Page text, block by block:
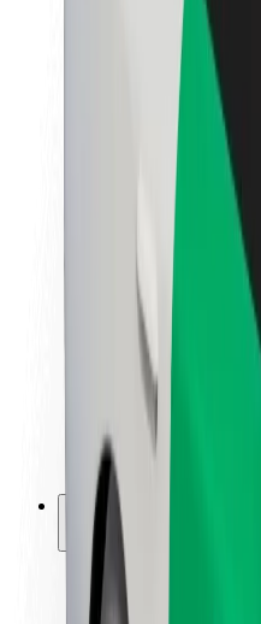
Fenntarthatóság a
Project Zero
Sajtószoba
Küldetés
Befektetői
Vezetőség
Média
Urban Fund
Biztonság
Utasbiztonság
Sofőr biztonság